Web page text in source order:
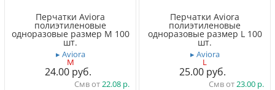
Перчатки Aviora
полиэтиленовые
одноразовые размер M 100
шт.
▸ Aviora
M
24.00
Смв от22.08
Перчатки Aviora
полиэтиленовые
одноразовые размер L 100
шт.
▸ Aviora
L
25.00
Смв от23.00